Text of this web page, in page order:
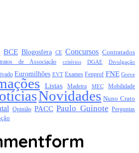
BCE Blogosfera CE Concursos Contratados
de Associação critérios DGAE Divulgação
Euromilhões EVT Exames Fenprof FNE Greve
Listas Madeira MEC Mobilidade
Novidades Nuno Crato
Opinião PACC Paulo Guinote Perguntas